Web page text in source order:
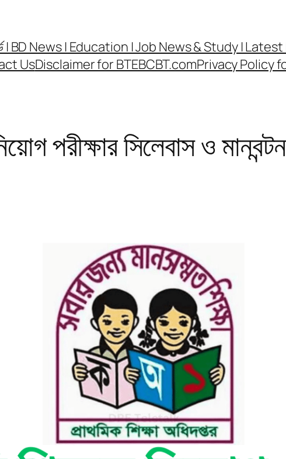
বোর্ড | BD News | Education | Job News & Study |
UsDisclaimer for BTEBCBT.comPrivacy Policy
পরীক্ষার সিলেবাস ও